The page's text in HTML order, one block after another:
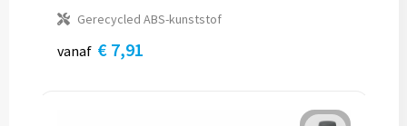
Gerecycled ABS-kunststof
vanaf € 7,91